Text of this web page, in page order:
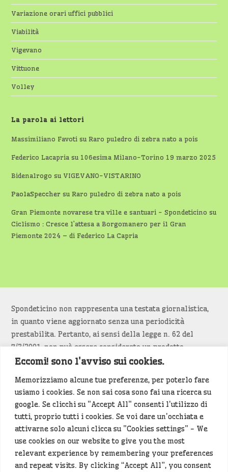
Eccomi! sono l'avviso sui cookies.
Memorizziamo alcune tue preferenze, per poterlo fare
usiamo i cookies. Se non sai cosa sono fai una ricerca su
google. Se clicchi su "Accept All" consenti l'utilizzo di
tutti, proprio tutti i cookies. Se voi dare un'occhiata e
attivarne solo alcuni clicca su "Cookies settings" - We
use cookies on our website to give you the most
relevant experience by remembering your preferences
and repeat visits. By clicking “Accept All”, you consent
Variazione orari uffici pubblici
Viabilità
Vigevano
Vittuone
Volley
La parola ai lettori
Massimiliano Favoti suRaro puledro di zebra nato a pois
Federico Lacapria su 106esima Milano-Torino 19 marzo 2025
Bidenalrogo su VIGEVANO-VISTARINO
PaolaSpeccher suRaro puledro di zebra nato a pois
Gran Piemonte novarese tra ville e santuari - Spondeticino su
Ciclismo : Cresce l’attesa a Borgomanero per il Gran
Piemonte 2024 – di Federico La Capria
Spondeticino non rappresenta una testata giornalistica,
in quanto viene aggiornato senza una periodicità
prestabilita. Pertanto, ai sensi della legge n. 62 del
7/3/2001, non può essere considerato un prodotto
editoriale.
Siamo attenti a non violare copyright e diritti
d’immagine. Se un contenuto è di tua proprietà e vuoi
richiederne la rimozionediccelo(<- clicca per inviarci un
messaggio).
Alcuni articoli sono generati in bozza rielaborando, con
l'intelligenza artificiale generativa, contenuti
provenienti da fonti istituzionali e altri siti di interesse